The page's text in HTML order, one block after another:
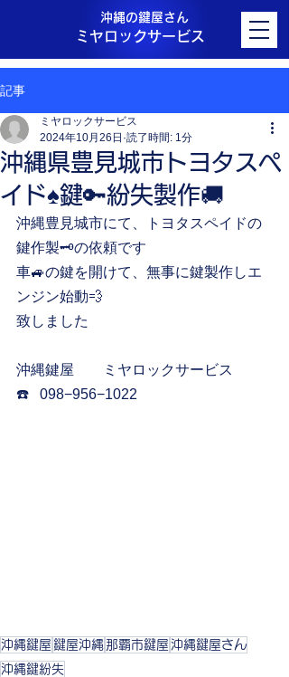
ミヤロックサービス
沖縄の鍵屋さん
記事
沖縄県豊見城市トヨタスペ
イド♠️鍵🔑紛失製作🚚
ミヤロックサービス
2024年10月26日 読了時間: 1分
沖縄豊見城市にて、トヨタスペイドの
鍵作製🗝️の依頼です
車🚙の鍵を開けて、無事に鍵製作しエ
ンジン始動💨
致しました
沖縄鍵屋　　ミヤロックサービス
☎️   098−956−1022
沖縄鍵屋 鍵屋沖縄 那覇市鍵屋 沖縄鍵屋さん
沖縄鍵紛失